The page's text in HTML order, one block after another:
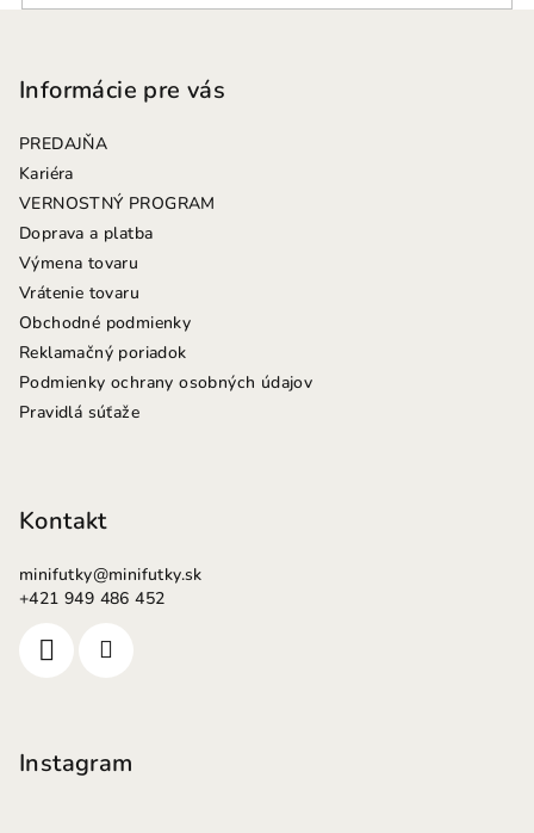
Informácie pre vás
PREDAJŇA
Kariéra
VERNOSTNÝ PROGRAM
Doprava a platba
Výmena tovaru
Vrátenie tovaru
Obchodné podmienky
Reklamačný poriadok
Podmienky ochrany osobných údajov
Pravidlá súťaže
Kontakt
minifutky@minifutky.sk
+421 949 486 452
Instagram